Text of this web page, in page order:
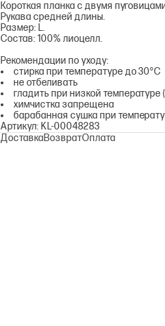
Короткая планка с двумя
Рукава средней длины.
Размер: L.
Состав: 100% лиоцелл.
Рекомендации по уходу:
стирка при температуре до 30°С
не отбеливать
гладить при низкой температуре
химчистка запрещена
барабанная сушка при
Артикул: KL-00048283
ДоставкаВозвратОплата